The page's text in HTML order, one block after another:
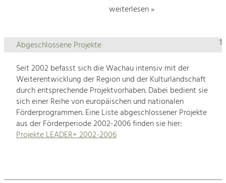
weiterlesen »
1
Abgeschlossene Projekte
Seit 2002 befasst sich die Wachau intensiv mit der
Weiterentwicklung der Region und der Kulturlandschaft
durch entsprechende Projektvorhaben. Dabei bedient sie
sich einer Reihe von europäischen und nationalen
Förderprogrammen. Eine Liste abgeschlossener Projekte
aus der Förderperiode 2002-2006 finden sie hier:
Projekte LEADER+ 2002-2006